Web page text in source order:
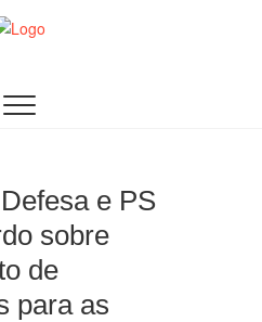
e PS
sobre
de
para as